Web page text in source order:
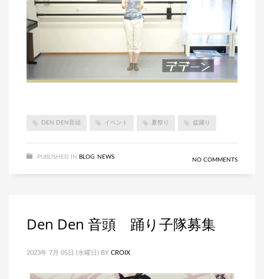
DEN DEN音頭 イベント 夏祭り 盆踊り
PUBLISHED IN BLOG NEWS NO COMMENTS
Den Den 音頭 踊り子隊募集
2023年 7月 05日 (水曜日) BY CROIX